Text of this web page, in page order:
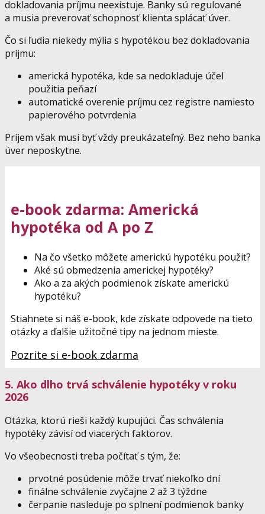
dokladovania príjmu neexistuje. Banky sú regulované
a musia preverovať schopnosť klienta splácať úver.
Čo si ľudia niekedy mýlia s hypotékou bez dokladovania
príjmu:
americká hypotéka, kde sa nedokladuje účel
použitia peňazí
automatické overenie príjmu cez registre namiesto
papierového potvrdenia
Príjem však musí byť vždy preukázateľný. Bez neho banka
úver neposkytne.
e-book zdarma: Americká
hypotéka od A po Z
Na čo všetko môžete americkú hypotéku použiť?
Aké sú obmedzenia americkej hypotéky?
Ako a za akých podmienok získate americkú
hypotéku?
Stiahnete si náš e-book, kde získate odpovede na tieto
otázky a ďalšie užitočné tipy na jednom mieste.
Pozrite si e-book zdarma
5. Ako dlho trvá schválenie hypotéky v roku
2026
Otázka, ktorú rieši každý kupujúci. Čas schválenia
hypotéky závisí od viacerých faktorov.
Vo všeobecnosti treba počítať s tým, že:
prvotné posúdenie môže trvať niekoľko dní
finálne schválenie zvyčajne 2 až 3 týždne
čerpanie nasleduje po splnení podmienok banky